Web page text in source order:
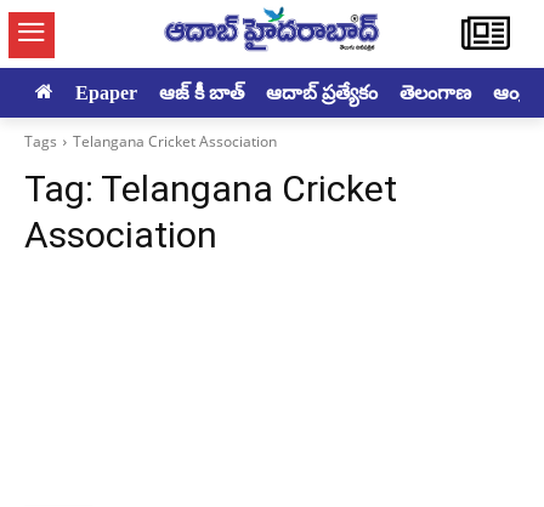
Epaper ఆజ్ కీ బాత్ ఆదాబ్ ప్రత్యేకం తెలంగాణ
Tags Telangana Cricket Association
Tag: Telangana Cricket
Association